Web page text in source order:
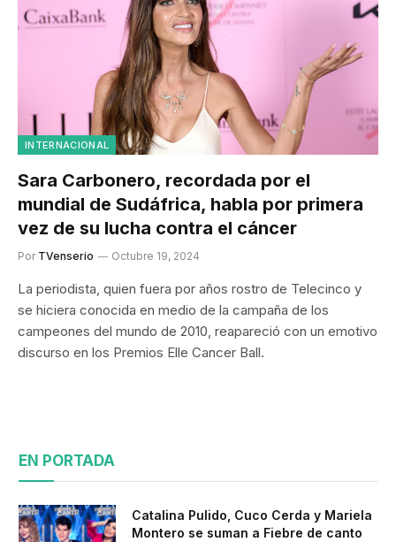
INTERNACIONAL
Sara Carbonero, recordada por el
mundial de Sudáfrica, habla por primera
vez de su lucha contra el cáncer
Por TVenserio Octubre 19, 2024
La periodista, quien fuera por años rostro de Telecinco y
se hiciera conocida en medio de la campaña de los
campeones del mundo de 2010, reapareció con un emotivo
discurso en los Premios Elle Cancer Ball.
EN PORTADA
Catalina Pulido, Cuco Cerda y Mariela
Montero se suman a Fiebre de canto